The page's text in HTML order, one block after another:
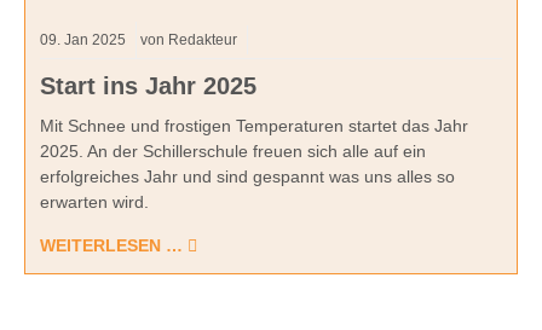
09. Jan 2025 von Redakteur
Start ins Jahr 2025
Mit Schnee und frostigen Temperaturen startet das Jahr
2025. An der Schillerschule freuen sich alle auf ein
erfolgreiches Jahr und sind gespannt was uns alles so
erwarten wird.
WEITERLESEN …